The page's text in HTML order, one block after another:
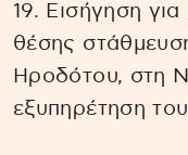
19. Εισήγηση
θέσης
Ηροδότου, στη
εξυπηρέτηση